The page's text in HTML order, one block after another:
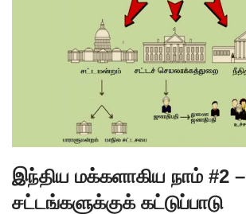
இந்திய மக்களாகிய நாம் #2 –
சட்டங்களுக்குக் கட்டுப்பாடு